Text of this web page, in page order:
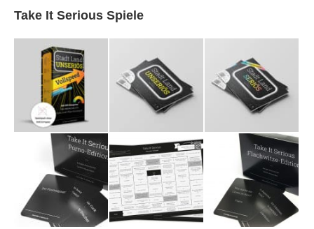
Take It Serious Spiele